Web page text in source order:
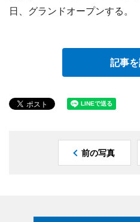
日、グランドオープンする。
記事
前の写真